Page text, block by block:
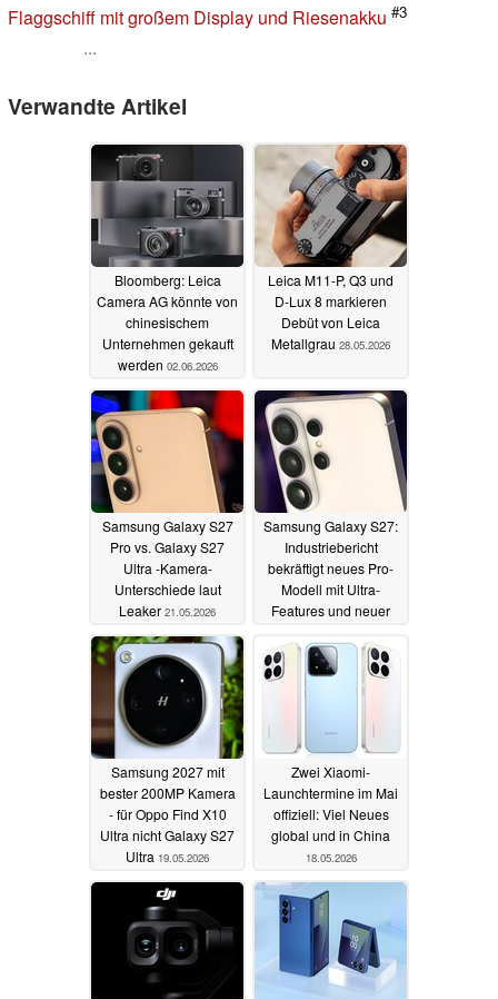
Flaggschiff mit großem Display und Riesenakku #3
...
Verwandte Artikel
Bloomberg: Leica
Camera AG könnte von
chinesischem
Unternehmen gekauft
werden 02.06.2026
Leica M11-P, Q3 und
D-Lux 8 markieren
Debüt von Leica
Metallgrau 28.05.2026
Samsung Galaxy S27
Pro vs. Galaxy S27
Ultra -Kamera-
Unterschiede laut
Leaker 21.05.2026
Samsung Galaxy S27:
Industriebericht
bekräftigt neues Pro-
Modell mit Ultra-
Features und neuer
Samsung 2027 mit
bester 200MP Kamera
- für Oppo Find X10
Ultra nicht Galaxy S27
Ultra 19.05.2026
Zwei Xiaomi-
Launchtermine im Mai
offiziell: Viel Neues
global und in China
18.05.2026